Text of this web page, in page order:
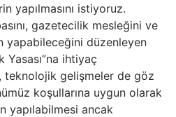
yapılmasını istiyoruz.
gazetecilik mesleğini ve
yapabileceğini düzenleyen
Yasası”na ihtiyaç
teknolojik gelişmeler de göz
koşullarına uygun olarak
yapılabilmesi ancak